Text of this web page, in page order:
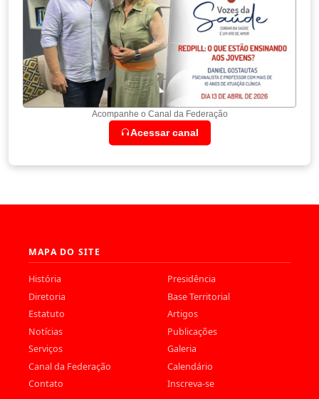
Acompanhe o Canal da Federação
Acessar canal
MAPA DO SITE
História
Presidência
Diretoria
Base Territorial
Estatuto
Artigos
Notícias
Publicações
Serviços
Galeria
Canal da Federação
Calendário
Contato
Inscreva-se